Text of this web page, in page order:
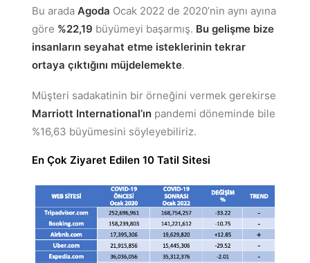
Bu arada Agoda Ocak 2022 de 2020’nin aynı ayına
göre %22,19 büyümeyi başarmış. Bu gelişme bize
insanların seyahat etme isteklerinin tekrar
ortaya çıktığını müjdelemekte.
Müşteri sadakatinin bir örneğini vermek gerekirse
Marriott International’ın pandemi döneminde bile
%16,63 büyümesini söyleyebiliriz.
En Çok Ziyaret Edilen 10 Tatil Sitesi